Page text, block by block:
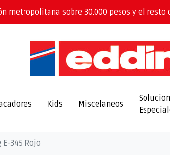
metropolitana sobre 30.000 pesos y el resto
Kids Miscelaneos
345 Rojo